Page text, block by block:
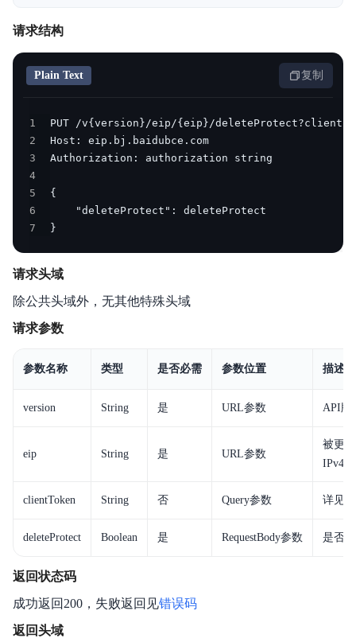
产品定价
操作指南
API参考
SDK
常见问题
请求结构
Plain Text 复制
1
2
3
4
5
6
7
}
请求头域
除公共头域外，无其他特殊头域
请求参数
参数名称 类型 是否必需 参数位置 描述
version String 是 URL参数 API版
eip String 是 URL参数
被更
IPv4
clientToken String 否 Query参数 详见
deleteProtect Boolean 是 RequestBody参数 是否
返回状态码
成功返回200，失败返回见错误码
返回头域